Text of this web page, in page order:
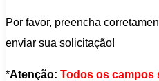
Por favor, preencha
enviar sua solicitação!
*Atenção: Todos os campos